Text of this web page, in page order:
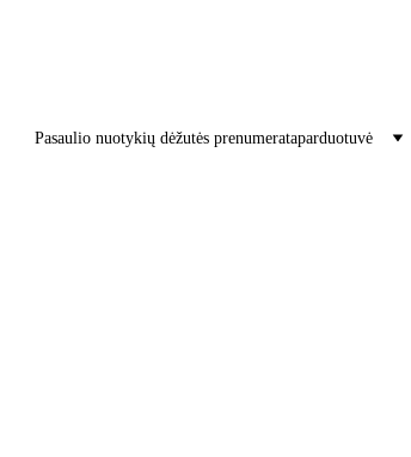
Pasaulio nuotykių dėžutės prenumerataparduotuvė